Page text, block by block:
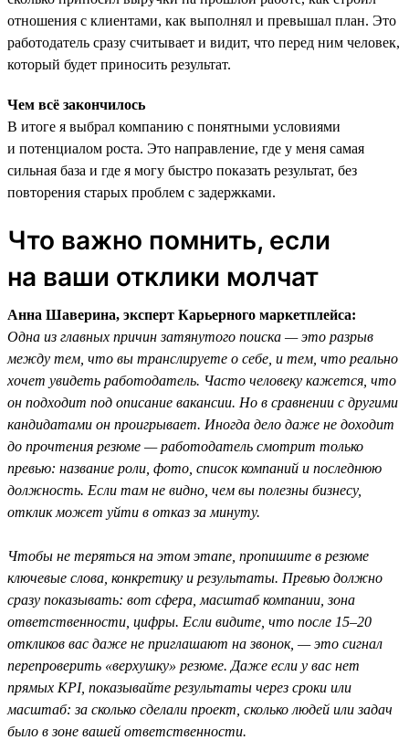
отношения с клиентами, как выполнял и превышал план. Это
работодатель сразу считывает и видит, что перед ним человек,
который будет приносить результат.
Чем всё закончилось
В итоге я выбрал компанию с понятными условиями
и потенциалом роста. Это направление, где у меня самая
сильная база и где я могу быстро показать результат, без
повторения старых проблем с задержками.
Что важно помнить, если
на ваши отклики молчат
Анна Шаверина, эксперт Карьерного маркетплейса:
Одна из главных причин затянутого поиска — это разрыв
между тем, что вы транслируете о себе, и тем, что реально
хочет увидеть работодатель. Часто человеку кажется, что
он подходит под описание вакансии. Но в сравнении с другими
кандидатами он проигрывает. Иногда дело даже не доходит
до прочтения резюме — работодатель смотрит только
превью: название роли, фото, список компаний и последнюю
должность. Если там не видно, чем вы полезны бизнесу,
отклик может уйти в отказ за минуту.
Чтобы не теряться на этом этапе, пропишите в резюме
ключевые слова, конкретику и результаты. Превью должно
сразу показывать: вот сфера, масштаб компании, зона
ответственности, цифры. Если видите, что после 15–20
откликов вас даже не приглашают на звонок, — это сигнал
перепроверить «верхушку» резюме. Даже если у вас нет
прямых KPI, показывайте результаты через сроки или
масштаб: за сколько сделали проект, сколько людей или задач
было в зоне вашей ответственности.